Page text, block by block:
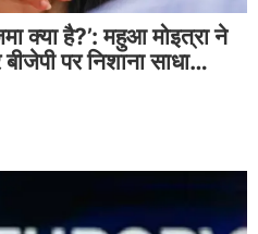
क्या है?’: महुआ मोइत्रा ने
पर निशाना साधा…